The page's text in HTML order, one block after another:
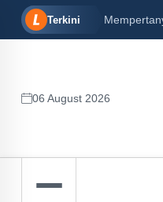
Terkini
06 August 2026